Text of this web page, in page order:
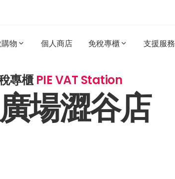
物 個人商店 免稅專櫃 支援服務
專櫃 PIE VAT Station
場澀谷店